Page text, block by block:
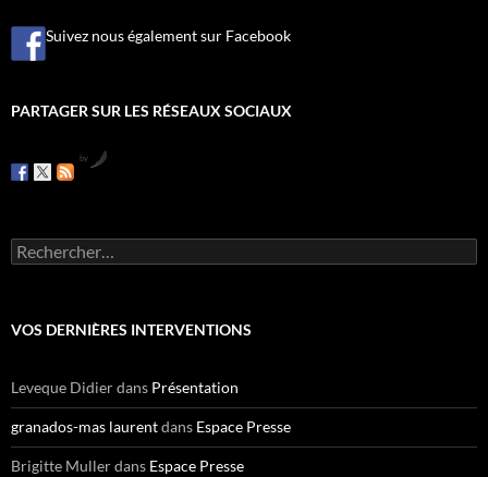
Suivez nous également sur Facebook
PARTAGER SUR LES RÉSEAUX SOCIAUX
by
R
e
e
h
e
r
:
VOS DERNIÈRES INTERVENTIONS
Leveque Didierdans Présentation
granados-mas laurentdans Espace Presse
Brigitte Mullerdans Espace Presse